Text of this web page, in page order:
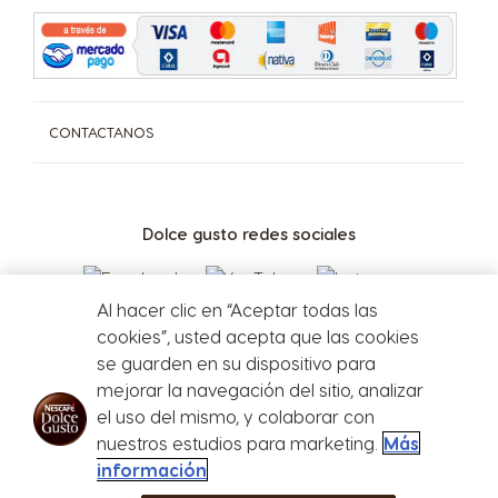
Para consultas y/o denuncias Ingrese aquí
Dolce gusto redes sociales
CONTACTANOS
Defensa del
consumidor
Al hacer clic en “Aceptar todas las
cookies”, usted acepta que las cookies
se guarden en su dispositivo para
mejorar la navegación del sitio, analizar
el uso del mismo, y colaborar con
nuestros estudios para marketing. Más
información